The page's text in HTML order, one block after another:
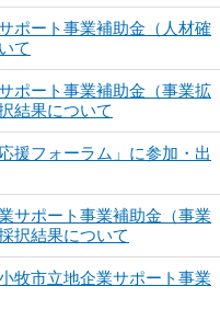
ポート事業補助金（人材確
て
ポート事業補助金（事業拡
結果について
援フォーラム」に参加・出
サポート事業補助金（事業
択結果について
牧市立地企業サポート事業